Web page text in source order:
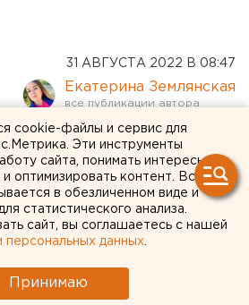
31 АВГУСТА 2022 В 08:47
Екатерина Землянская
родителей из
обвиняют в
уголовное
cookie-файлы и сервис для
Эти инструменты
сайта, понимать интересы
оптимизировать контент. Вся
в обезличенном виде и
статистического анализа.
сайт, вы соглашаетесь с нашей
персональных данных
Принимаю